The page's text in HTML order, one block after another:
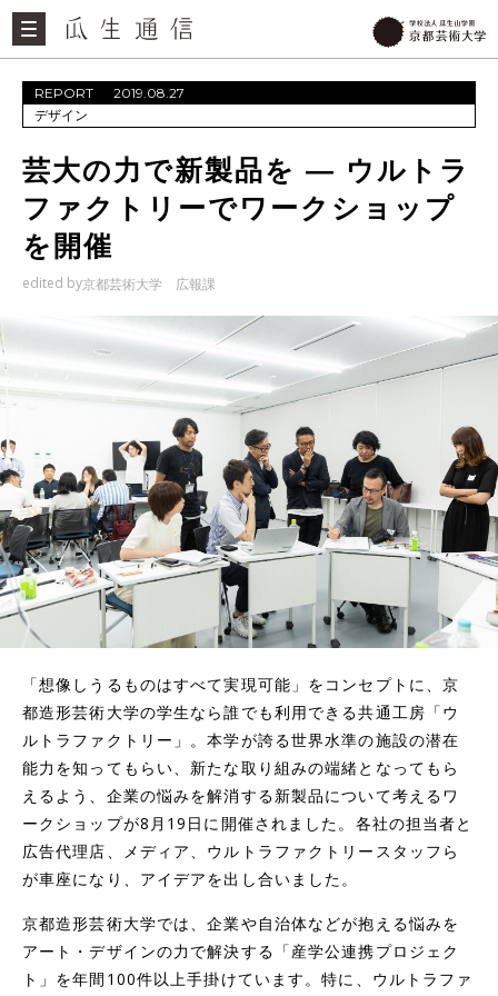
REPORT 2019.08.27
デザイン
芸大の力で新製品を ― ウルトラ
ファクトリーでワークショップ
を開催
edited by京都芸術大学 広報課
「想像しうるものはすべて実現可能」をコンセプトに、京
都造形芸術大学の学生なら誰でも利用できる共通工房「ウ
ルトラファクトリー」。本学が誇る世界水準の施設の潜在
能力を知ってもらい、新たな取り組みの端緒となってもら
えるよう、企業の悩みを解消する新製品について考えるワ
ークショップが8月19日に開催されました。各社の担当者と
広告代理店、メディア、ウルトラファクトリースタッフら
が車座になり、アイデアを出し合いました。
京都造形芸術大学では、企業や自治体などが抱える悩みを
アート・デザインの力で解決する「産学公連携プロジェク
ト」を年間100件以上手掛けています。特に、ウルトラファ